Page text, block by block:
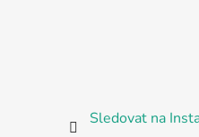
Sledovat na